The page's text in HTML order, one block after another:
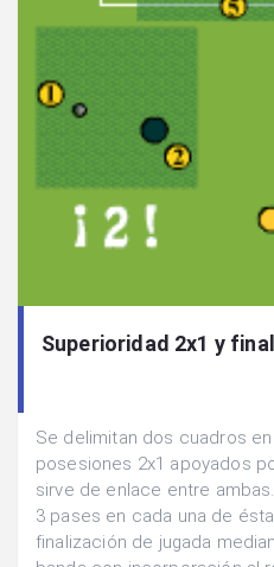
Superioridad 2x1 y
Se delimitan dos cuadros
posesiones 2x1 apoyados
sirve de enlace entre
3 pases en cada una de
finalización de jugada